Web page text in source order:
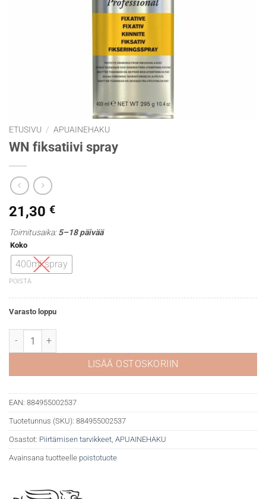
ETUSIVU / APUAINEHAKU
WN fiksatiivi spray
21,30 €
Toimitusaika:5–18 päivää
Koko
400ml spray
POISTA
Varasto loppu
WN fiksatiivi spray määrä
LISÄÄ OSTOSKORIIN
EAN: 884955002537
Tuotetunnus (SKU): 884955002537
Osastot: Piirtämisen tarvikkeet, APUAINEHAKU
Avainsana tuotteelle poistotuote